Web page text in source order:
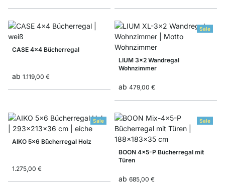
CASE 4x4 Bücherregal
ab 1.119,00 €
Sale
LIUM 3x2 Wandregal
Wohnzimmer
ab 479,00 €
Sale
AIKO 5x6 Bücherregal Holz
1.275,00 €
Sale
BOON 4x5-P Bücherregal mit
Türen
ab 685,00 €